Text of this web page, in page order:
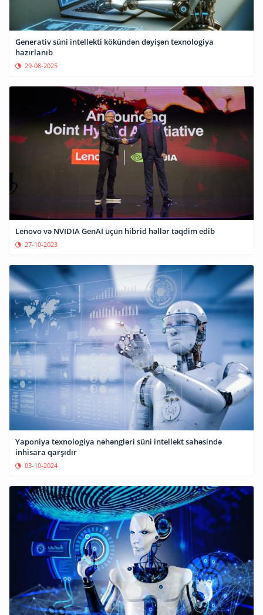
Generativ süni intellekti kökündən dəyişən texnologiya
hazırlanıb
29-08-2025
Lenovo və NVIDIA GenAI üçün hibrid həllər təqdim edib
27-10-2023
Yaponiya texnologiya nəhəngləri süni intellekt sahəsində
inhisara qarşıdır
03-10-2024